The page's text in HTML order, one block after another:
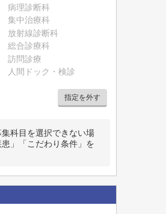
病理診断科
集中治療科
放射線診断科
総合診療科
訪問診療
人間ドック・検診
指定を外す
科目を選択できない場
」「こだわり条件」を